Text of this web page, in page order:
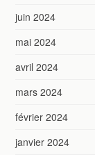
juin 2024
mai 2024
avril 2024
mars 2024
février 2024
janvier 2024